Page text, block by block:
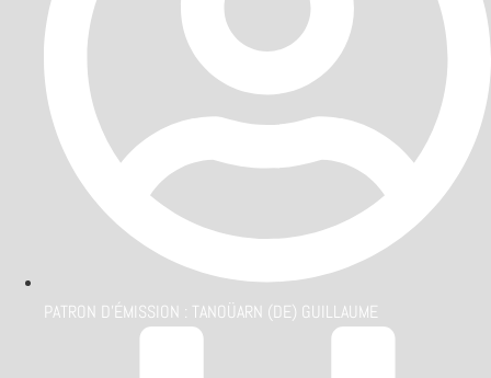
PATRON D'ÉMISSION : TANOÜARN (DE) GUILLAUME